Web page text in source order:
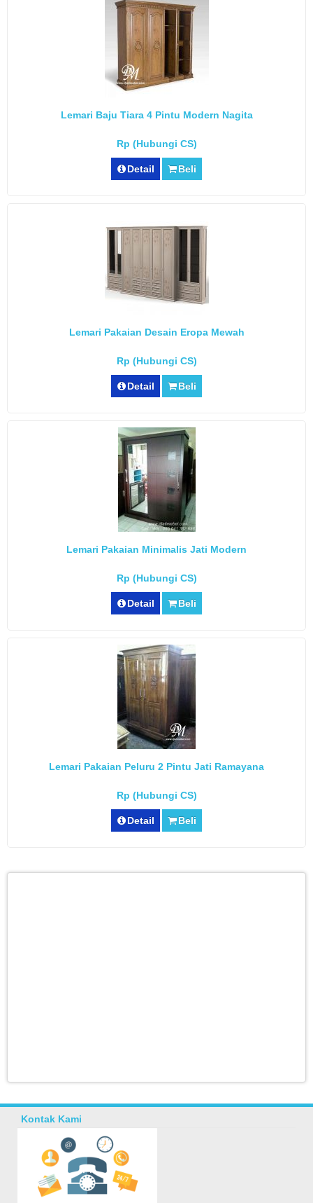
Lemari Baju Tiara 4 Pintu Modern Nagita
Rp (Hubungi CS)
Detail Beli
Lemari Pakaian Desain Eropa Mewah
Rp (Hubungi CS)
Detail Beli
Lemari Pakaian Minimalis Jati Modern
Rp (Hubungi CS)
Detail Beli
Lemari Pakaian Peluru 2 Pintu Jati Ramayana
Rp (Hubungi CS)
Detail Beli
Kontak Kami